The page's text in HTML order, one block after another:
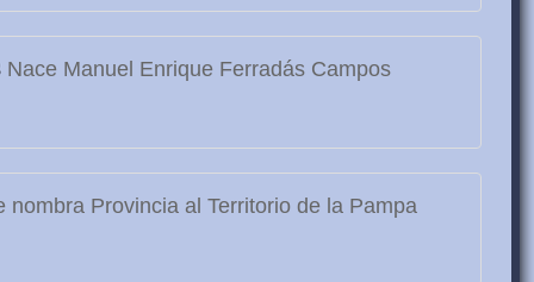
Nace Manuel Enrique Ferradás Campos
nombra Provincia al Territorio de la Pampa